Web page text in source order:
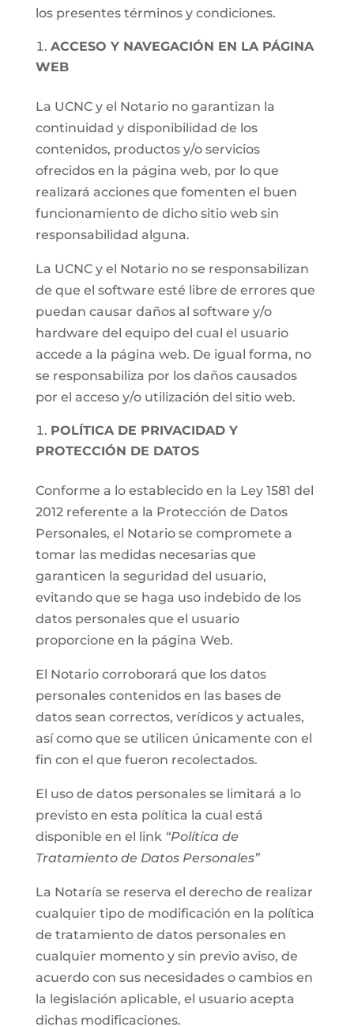
los presentes términos y condiciones.
ACCESO Y NAVEGACIÓN EN LA PÁGINA
WEB
La UCNC y el Notario no garantizan la
continuidad y disponibilidad de los
contenidos, productos y/o servicios
ofrecidos en la página web, por lo que
realizará acciones que fomenten el buen
funcionamiento de dicho sitio web sin
responsabilidad alguna.
La UCNC y el Notario no se responsabilizan
de que el software esté libre de errores que
puedan causar daños al software y/o
hardware del equipo del cual el usuario
accede a la página web. De igual forma, no
se responsabiliza por los daños causados
por el acceso y/o utilización del sitio web.
POLÍTICA DE PRIVACIDAD Y
PROTECCIÓN DE DATOS
Conforme a lo establecido en la Ley 1581 del
2012 referente a la Protección de Datos
Personales, el Notario se compromete a
tomar las medidas necesarias que
garanticen la seguridad del usuario,
evitando que se haga uso indebido de los
datos personales que el usuario
proporcione en la página Web.
El Notario corroborará que los datos
personales contenidos en las bases de
datos sean correctos, verídicos y actuales,
así como que se utilicen únicamente con el
fin con el que fueron recolectados.
El uso de datos personales se limitará a lo
previsto en esta política la cual está
disponible en el link “Política de
Tratamiento de Datos Personales”
La Notaría se reserva el derecho de realizar
cualquier tipo de modificación en la política
de tratamiento de datos personales en
cualquier momento y sin previo aviso, de
acuerdo con sus necesidades o cambios en
la legislación aplicable, el usuario acepta
dichas modificaciones.